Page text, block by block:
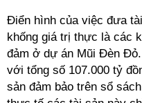
Điển hình của việc đưa
khống giá trị thực là các
đảm ở dự án Mũi Đèn
với tổng số 107.000 tỷ
sản đảm bảo trên sổ